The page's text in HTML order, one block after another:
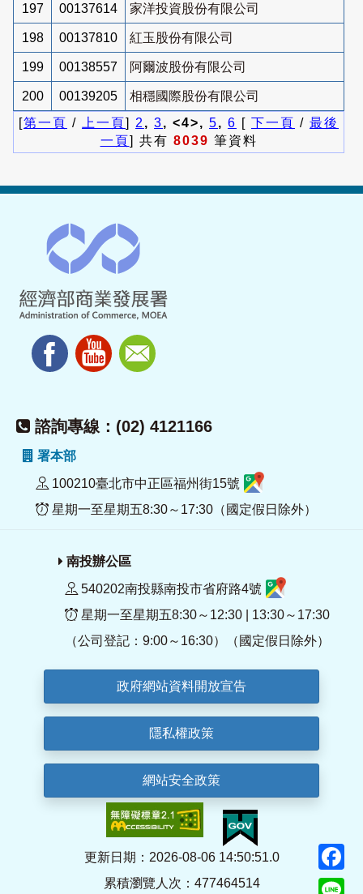
197 00137614 家洋投資股份有限公司
198 00137810 紅玉股份有限公司
199 00138557 阿爾波股份有限公司
200 00139205
相穩國際股份有限公司
[第一頁 / 上一頁] 2 , 3, <4>, 5, 6 [ 下一頁 / 最後
一頁] 共有 8039 筆資料
諮詢專線：(02) 4121166
署本部
100210臺北市中正區福州街15號
星期一至星期五8:30～17:30（國定假日除外）
南投辦公區
540202南投縣南投市省府路4號
星期一至星期五8:30～12:30 | 13:30～17:30
（公司登記：9:00～16:30）（國定假日除外）
政府網站資料開放宣告
隱私權政策
網站安全政策
更新日期：2026-08-06 14:50:51.0
累積瀏覽人次：477464514